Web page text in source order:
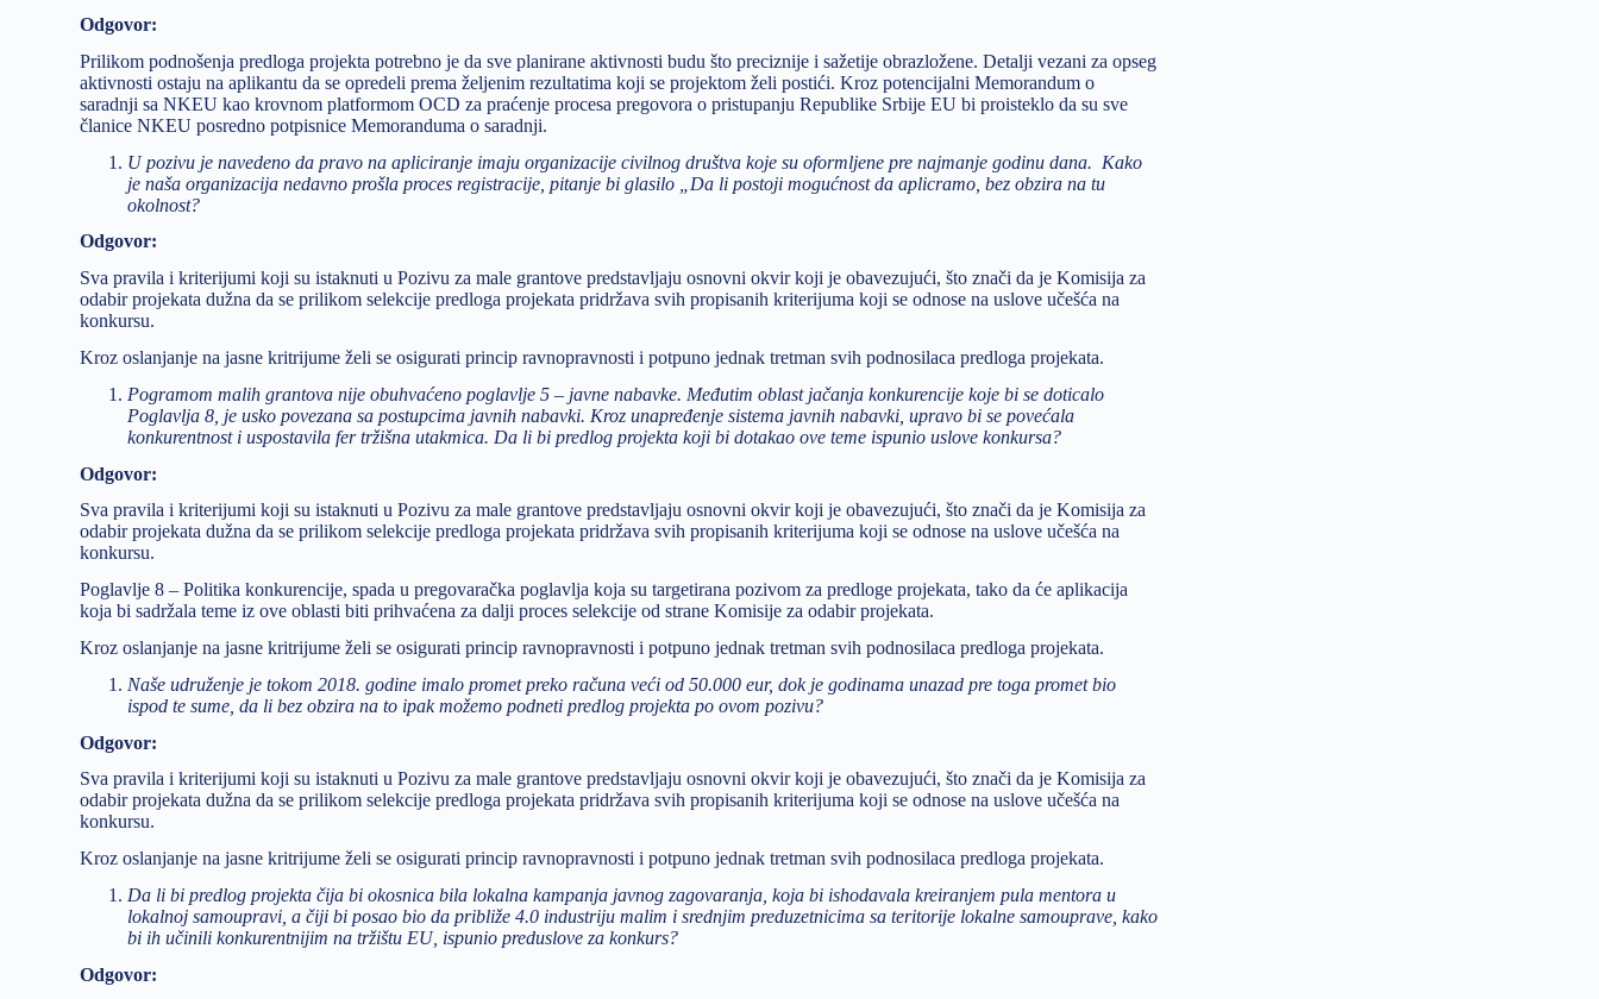
Odgovor:
Prilikom podnošenja predloga projekta potrebno je da sve planirane aktivnosti budu što preciznije i sažetije obrazložene. Detalji vezani za opseg
aktivnosti ostaju na aplikantu da se opredeli prema željenim rezultatima koji se projektom želi postići. Kroz potencijalni Memorandum o
saradnji sa NKEU kao krovnom platformom OCD za praćenje procesa pregovora o pristupanju Republike Srbije EU bi proisteklo da su sve
članice NKEU posredno potpisnice Memoranduma o saradnji.
U pozivu je navedeno da pravo na apliciranje imaju organizacije civilnog društva koje su oformljene pre najmanje godinu dana. Kako
je naša organizacija nedavno prošla proces registracije, pitanje bi glasilo „Da li postoji mogućnost da aplicramo, bez obzira na tu
okolnost?
Odgovor:
Sva pravila i kriterijumi koji su istaknuti u Pozivu za male grantove predstavljaju osnovni okvir koji je obavezujući, što znači da je Komisija za
odabir projekata dužna da se prilikom selekcije predloga projekata pridržava svih propisanih kriterijuma koji se odnose na uslove učešća na
konkursu.
Kroz oslanjanje na jasne kritrijume želi se osigurati princip ravnopravnosti i potpuno jednak tretman svih podnosilaca predloga projekata.
Pogramom malih grantova nije obuhvaćeno poglavlje 5 – javne nabavke. Međutim oblast jačanja konkurencije koje bi se doticalo
Poglavlja 8, je usko povezana sa postupcima javnih nabavki. Kroz unapređenje sistema javnih nabavki, upravo bi se povećala
konkurentnost i uspostavila fer tržišna utakmica. Da li bi predlog projekta koji bi dotakao ove teme ispunio uslove konkursa?
Odgovor:
Sva pravila i kriterijumi koji su istaknuti u Pozivu za male grantove predstavljaju osnovni okvir koji je obavezujući, što znači da je Komisija za
odabir projekata dužna da se prilikom selekcije predloga projekata pridržava svih propisanih kriterijuma koji se odnose na uslove učešća na
konkursu.
Poglavlje 8 – Politika konkurencije, spada u pregovaračka poglavlja koja su targetirana pozivom za predloge projekata, tako da će aplikacija
koja bi sadržala teme iz ove oblasti biti prihvaćena za dalji proces selekcije od strane Komisije za odabir projekata.
Kroz oslanjanje na jasne kritrijume želi se osigurati princip ravnopravnosti i potpuno jednak tretman svih podnosilaca predloga projekata.
Naše udruženje je tokom 2018. godine imalo promet preko računa veći od 50.000 eur, dok je godinama unazad pre toga promet bio
ispod te sume, da li bez obzira na to ipak možemo podneti predlog projekta po ovom pozivu?
Odgovor:
Sva pravila i kriterijumi koji su istaknuti u Pozivu za male grantove predstavljaju osnovni okvir koji je obavezujući, što znači da je Komisija za
odabir projekata dužna da se prilikom selekcije predloga projekata pridržava svih propisanih kriterijuma koji se odnose na uslove učešća na
konkursu.
Kroz oslanjanje na jasne kritrijume želi se osigurati princip ravnopravnosti i potpuno jednak tretman svih podnosilaca predloga projekata.
Da li bi predlog projekta čija bi okosnica bila lokalna kampanja javnog zagovaranja, koja bi ishodavala kreiranjem pula mentora u
lokalnoj samoupravi, a čiji bi posao bio da približe 4.0 industriju malim i srednjim preduzetnicima sa teritorije lokalne samouprave, kako
bi ih učinili konkurentnijim na tržištu EU, ispunio preduslove za konkurs?
Odgovor: